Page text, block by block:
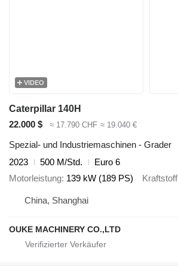
VIDEO
Caterpillar 140H
22.000 $
≈ 17.790 CHF ≈ 19.040 €
Spezial- und Industriemaschinen - Grader
2023
500 M/Std.
Euro 6
Motorleistung 139 kW (189 PS) Kraftstoff
China, Shanghai
OUKE MACHINERY CO.,LTD